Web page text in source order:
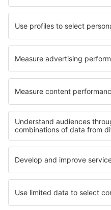
Cele mai bune hoteluri -
Hoteluri în Jouey
Hoteluri în Veliko Turnovo
Hoteluri în Keerbergen
Hoteluri în Ribes De Freser
Cele mai bune hoteluri -
Hoteluri in Datça Peninsula
Hoteluri în Varadero